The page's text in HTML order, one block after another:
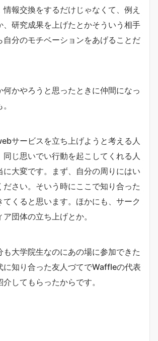
情報交換をするだけじゃなくて、例え
、研究成果を上げたとかそういう相手
自分のモチベーションをあげることだ
何かやろうと思ったときに仲間になっ
サービスを立ち上げようと考える人
同じ思いでい行動を起こしてくれる人
に大変です。まず、自分の周りにはい
ださい。そいう時にここで知り合った
てくると思います。ほかにも、サーク
団体の立ち上げとか。
も大学院生なのにあの場に参加できた
に知り合った友人づてでWaffleの代表
してもらったからです。